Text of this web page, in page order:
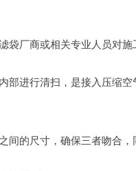
袋厂商或相关专业人员对
部进行清扫，是接入压缩
间的尺寸，确保三者吻合